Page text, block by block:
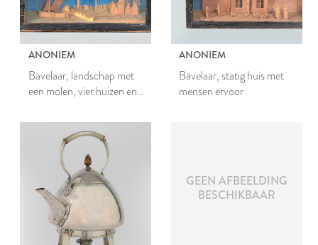
ANONIEM
Bavelaar, landschap met
een molen, vier huizen en
ANONIEM
Bavelaar, statig huis met
mensen ervoor
GEEN AFBEELDING
BESCHIKBAAR